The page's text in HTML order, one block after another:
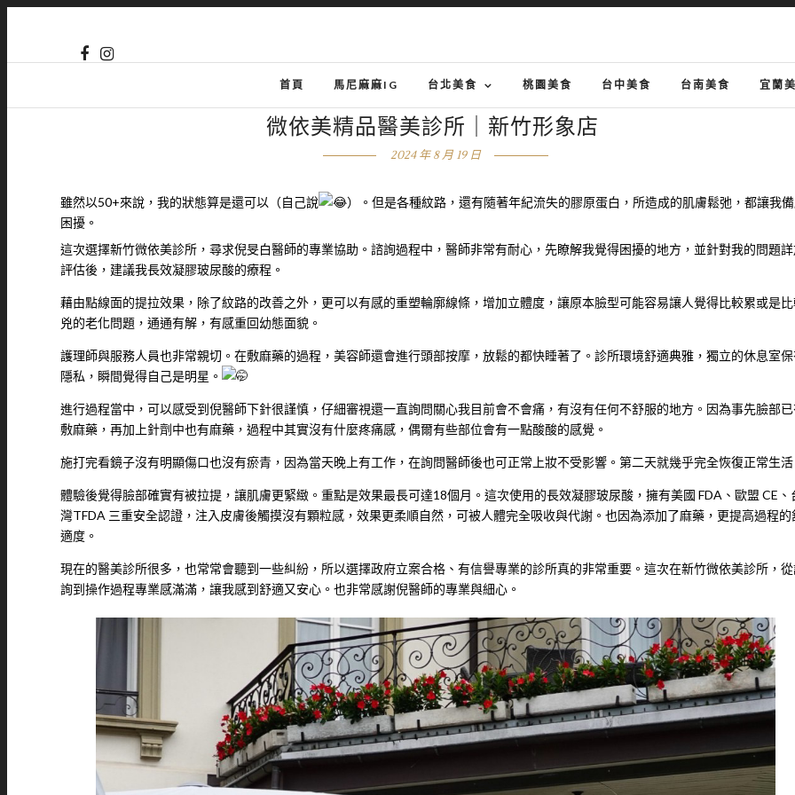
首頁 馬尼麻麻IG 台北美食 桃園美食 台中美食 台南美食 宜蘭
微依美精品醫美診所｜新竹形象店
2024 年 8 月 19 日
雖然以50+來說，我的狀態算是還可以（自己說
）。但是各種紋路，還有隨著年紀流失的膠原蛋白，所造成的肌膚鬆弛，都讓我
困擾。
這次選擇新竹微依美診所，尋求倪旻白醫師的專業協助。諮詢過程中，醫師非常有耐心，先瞭解我覺得困擾的地方，並針對我的問題詳
評估後，建議我長效凝膠玻尿酸的療程。
藉由點線面的提拉效果，除了紋路的改善之外，更可以有感的重塑輪廓線條，增加立體度，讓原本臉型可能容易讓人覺得比較累或是
兇的老化問題，通通有解，有感重回幼態面貌。
護理師與服務人員也非常親切。在敷麻藥的過程，美容師還會進行頭部按摩，放鬆的都快睡著了。診所環境舒適典雅，獨立的休息室
隱私，瞬間覺得自己是明星。
進行過程當中，可以感受到倪醫師下針很謹慎，仔細審視還一直詢問關心我目前會不會痛，有沒有任何不舒服的地方。因為事先臉部
敷麻藥，再加上針劑中也有麻藥，過程中其實沒有什麼疼痛感，偶爾有些部位會有一點酸酸的感覺。
施打完看鏡子沒有明顯傷口也沒有瘀青，因為當天晚上有工作，在詢問醫師後也可正常上妝不受影響。第二天就幾乎完全恢復正常生活
體驗後覺得臉部確實有被拉提，讓肌膚更緊緻。重點是效果最長可達18個月。這次使用的長效凝膠玻尿酸，擁有美國 FDA、歐盟 CE、
灣TFDA 三重安全認證，注入皮膚後觸摸沒有顆粒感，效果更柔順自然，可被人體完全吸收與代謝。也因為添加了麻藥，更提高過程的
適度。
現在的醫美診所很多，也常常會聽到一些糾紛，所以選擇政府立案合格、有信譽專業的診所真的非常重要。這次在新竹微依美診所，
詢到操作過程專業感滿滿，讓我感到舒適又安心。也非常感謝倪醫師的專業與細心。